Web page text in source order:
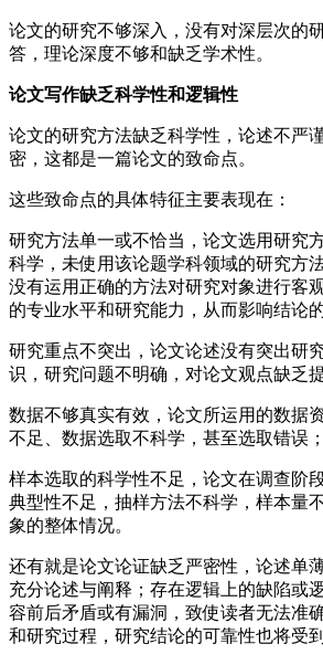
论文的研究不够深入，没有对深层次的
答，理论深度不够和缺乏学术性。
论文写作缺乏科学性和逻辑性
论文的研究方法缺乏科学性，论述不严
密，这都是一篇论文的致命点。
这些致命点的具体特征主要表现在：
研究方法单一或不恰当，论文选用研究
科学，未使用该论题学科领域的研究方
没有运用正确的方法对研究对象进行客
的专业水平和研究能力，从而影响结论
研究重点不突出，论文论述没有突出研
识，研究问题不明确，对论文观点缺乏提
数据不够真实有效，论文所运用的数据
不足、数据选取不科学，甚至选取错误；
样本选取的科学性不足，论文在调查阶
典型性不足，抽样方法不科学，样本量
象的整体情况。
还有就是论文论证缺乏严密性，论述单
充分论述与阐释；存在逻辑上的缺陷或
容前后矛盾或有漏洞，致使读者无法准
和研究过程，研究结论的可靠性也将受到